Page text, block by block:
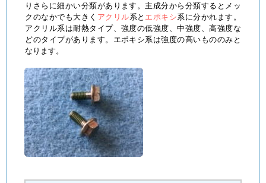
りさらに細かい分類があります。主成分から分類するとメッ
クのなかでも大きく アクリル系と エポキシ系に分かれます。
アクリル系は耐熱タイプ、強度の低強度、中強度、高強度な
どのタイプがあります。エポキシ系は強度の高いもののみと
なります。